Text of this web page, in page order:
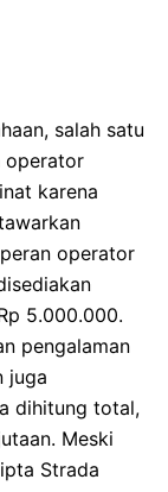
salah satu
operator
karena
operator
5.000.000.
pengalaman
juga
dihitung total,
Meski
Strada